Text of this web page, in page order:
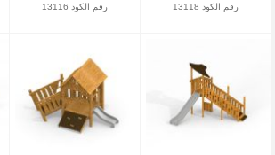
رقم الكود 13116
رقم الكود 13118